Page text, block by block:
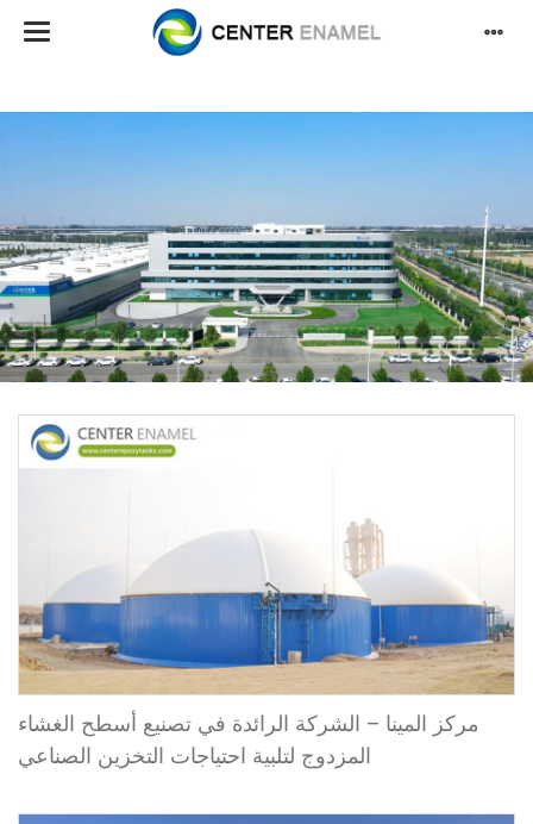
مركز المينا – الشركة الرائدة في تصنيع أسطح الغشاء
المزدوج لتلبية احتياجات التخزين الصناعي